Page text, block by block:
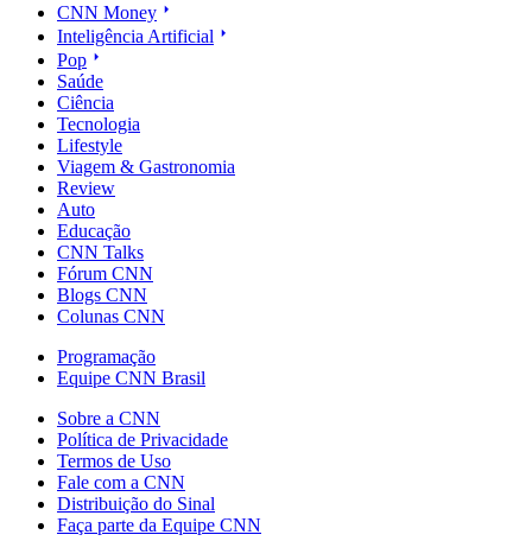
CNN Money
Inteligência Artificial
Pop
Saúde
Ciência
Tecnologia
Lifestyle
Viagem & Gastronomia
Review
Auto
Educação
CNN Talks
Fórum CNN
Blogs CNN
Colunas CNN
Programação
Equipe CNN Brasil
Sobre a CNN
Política de Privacidade
Termos de Uso
Fale com a CNN
Distribuição do Sinal
Faça parte da Equipe CNN